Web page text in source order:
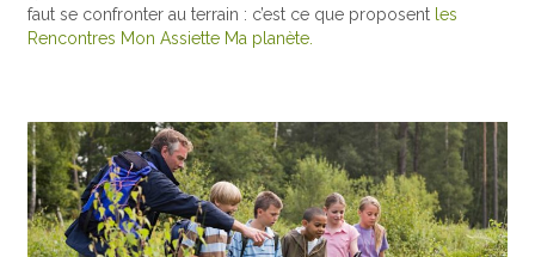
faut se confronter au terrain : c’est ce que proposent les
Rencontres Mon Assiette Ma planète.